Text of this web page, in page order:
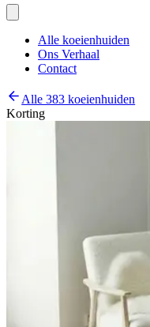
Alle koeienhuiden
Ons Verhaal
Contact
Alle 383 koeienhuiden
Korting